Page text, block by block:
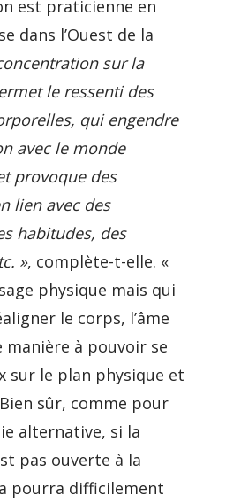
est praticienne en
dans l’Ouest de la
sur la
le ressenti des
qui engendre
avec le monde
provoque des
lien avec des
habitudes, des
», complète-t-elle. «
physique mais qui
le corps, l’âme
manière à pouvoir se
sur le plan physique et
sûr, comme pour
alternative, si la
pas ouverte à la
pourra difficilement